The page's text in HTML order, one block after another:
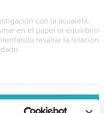
con la acuarela,
en el papel el equilibrio
resaltar la relación